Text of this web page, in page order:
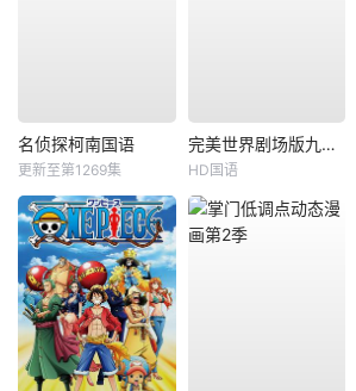
名侦探柯南国语
更新至第1269集
完美世界剧场版九劫焚天
HD国语